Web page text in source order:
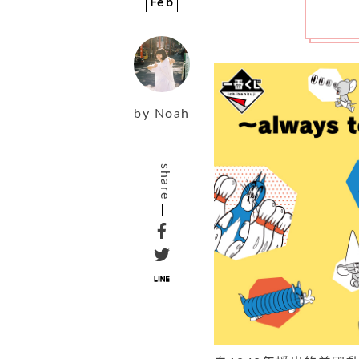
by Noah
share